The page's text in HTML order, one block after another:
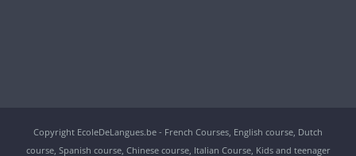
Copyright EcoleDeLangues.be - French Courses, English course, Dutch
course, Spanish course, Chinese course, Italian Course, Kids and teenager